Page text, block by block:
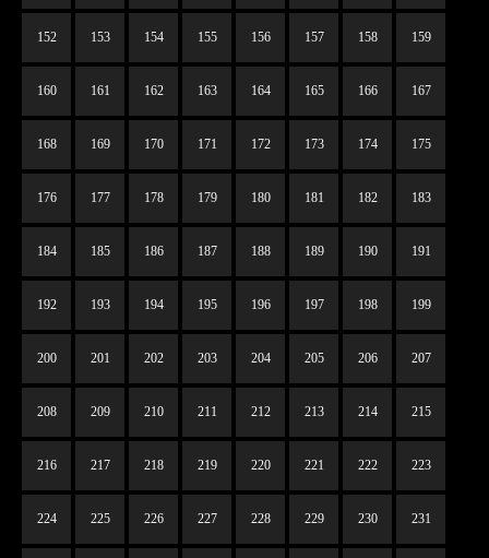
152 153 154 155 156 157 158 159
160 161 162 163 164 165 166 167
168 169 170 171 172 173 174 175
176 177 178 179 180 181 182 183
184 185 186 187 188 189 190 191
192 193 194 195 196 197 198 199
200 201 202 203 204 205 206 207
208 209 210 211 212 213 214 215
216 217 218 219 220 221 222 223
224 225 226 227 228 229 230 231